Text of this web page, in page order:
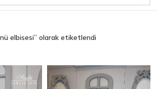
elbisesi” olarak etiketlendi